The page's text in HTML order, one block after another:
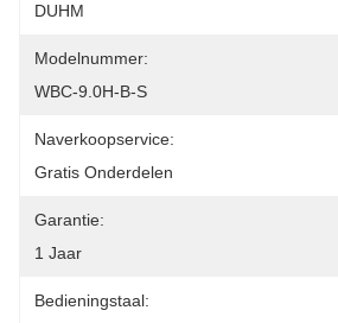
DUHM
Modelnummer:
WBC-9.0H-B-S
Naverkoopservice:
Gratis Onderdelen
Garantie:
1 Jaar
Bedieningstaal: